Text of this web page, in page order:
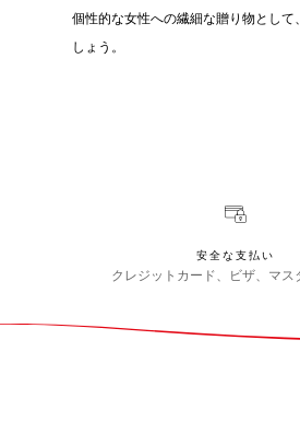
個性的な女性への繊細な贈り物として
しょう。
安全な支払い
クレジットカード、ビザ、マス